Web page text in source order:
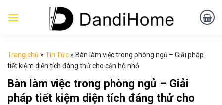
Trang chủ » Tin Tức » Bàn làm việc trong phòng ngủ – Giải pháp
tiết kiệm diện tích đáng thử cho căn hộ nhỏ
Bàn làm việc trong phòng ngủ – Giải
pháp tiết kiệm diện tích đáng thử cho